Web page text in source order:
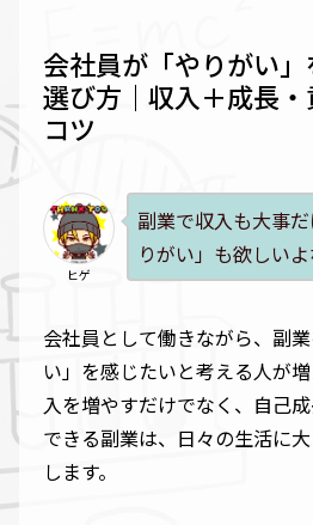
会社員が「やりがい
選び方｜収入＋成長
コツ
ヒゲ
副業で収入も大事
りがい」も欲しいよ
会社員として働きながら、副
い」を感じたいと考える人が
入を増やすだけでなく、自己
できる副業は、日々の生活に
します。